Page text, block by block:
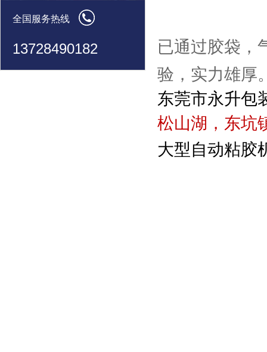
全国服务热线
13728490182
已通过胶袋，
验，实力雄厚
东莞市永升包
松山湖，东坑
大型自动粘胶